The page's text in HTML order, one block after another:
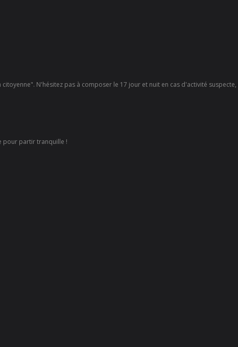
N'hésitez pas à composer le 17 jour et nuit en cas d'activité
pour partir tranquille !